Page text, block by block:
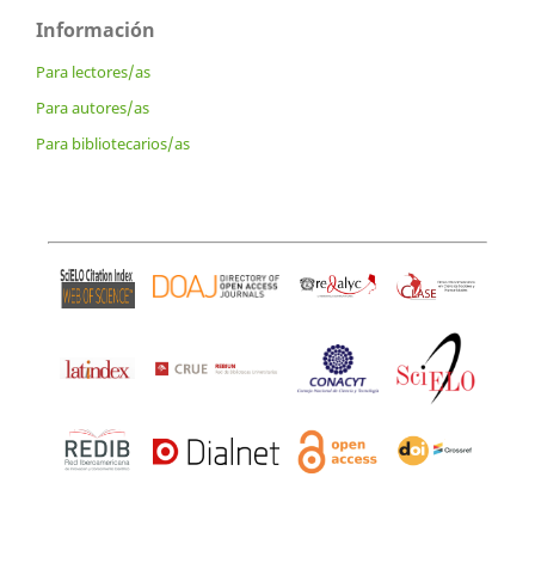
Información
Para lectores/as
Para autores/as
Para bibliotecarios/as